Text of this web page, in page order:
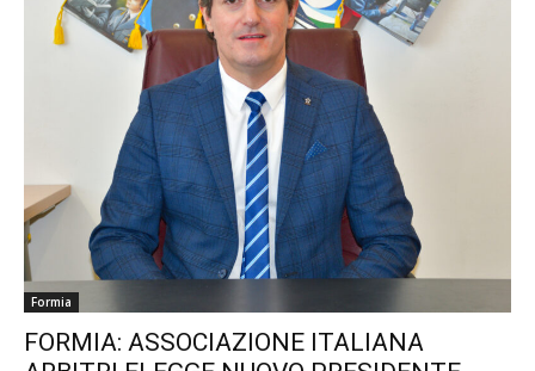
Formia
FORMIA: ASSOCIAZIONE ITALIANA